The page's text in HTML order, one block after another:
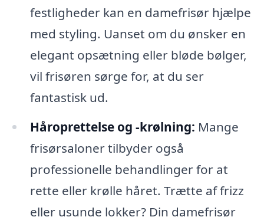
festligheder kan en damefrisør hjælpe
med styling. Uanset om du ønsker en
elegant opsætning eller bløde bølger,
vil frisøren sørge for, at du ser
fantastisk ud.
Håroprettelse og -krølning: Mange
frisørsaloner tilbyder også
professionelle behandlinger for at
rette eller krølle håret. Trætte af frizz
eller usunde lokker? Din damefrisør